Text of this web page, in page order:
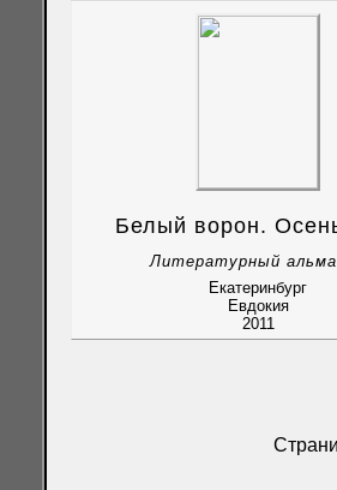
Белый ворон.
Литературный
Екатеринбург
Евдокия
2011